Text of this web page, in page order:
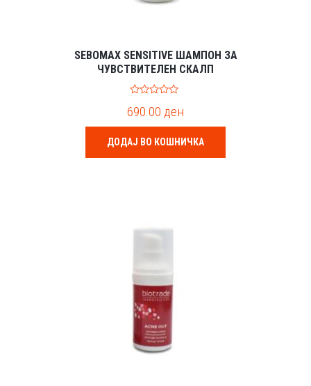
SEBOMAX SENSITIVE ШАМПОН ЗА
ЧУВСТВИТЕЛЕН СКАЛП
o
t
o
f
5
690.00 ден
ДОДАЈ ВО КОШНИЧКА